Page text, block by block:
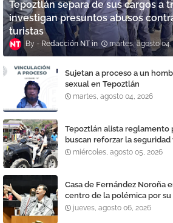
Tepoztlán separa de sus cargos a
investigan presuntos abusos
turistas
Redacción NT martes, agosto 04,
Sujetan a proceso a un
sexual en Tepoztlán
martes, agosto 04, 2026
Tepoztlán alista reglamento
buscan reforzar la seguridad
miércoles, agosto 05, 2026
Casa de Fernández Noroña
centro de la polémica por
jueves, agosto 06, 2026